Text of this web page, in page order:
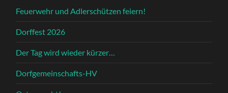
Feuerwehr und Adlerschützen feiern!
Dorffest 2026
Der Tag wird wieder kürzer…
Dorfgemeinschafts-HV